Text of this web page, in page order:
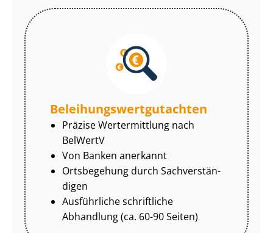
Be­lei­hungs­wert­gut­ach­ten
Präzise Wertermittlung nach
BelWertV
Von Banken anerkannt
Ortsbegehung durch Sach­ver­stän­
di­gen
Ausführliche schriftliche
Abhandlung (ca. 60-90 Seiten)